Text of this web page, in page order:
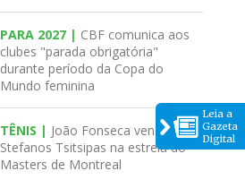
Leia a
Gazeta
Digital
PARA 2027 | CBF comunica aos
clubes "parada obrigatória"
durante período da Copa do
Mundo feminina
TÊNIS | João Fonseca vence
Stefanos Tsitsipas na estreia do
Masters de Montreal